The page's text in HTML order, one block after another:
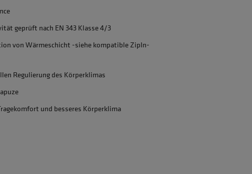
geprüft nach EN 343 Klasse 4/3
von Wärmeschicht -siehe kompatible ZipIn-
Regulierung des Körperklimas
und besseres Körperklima